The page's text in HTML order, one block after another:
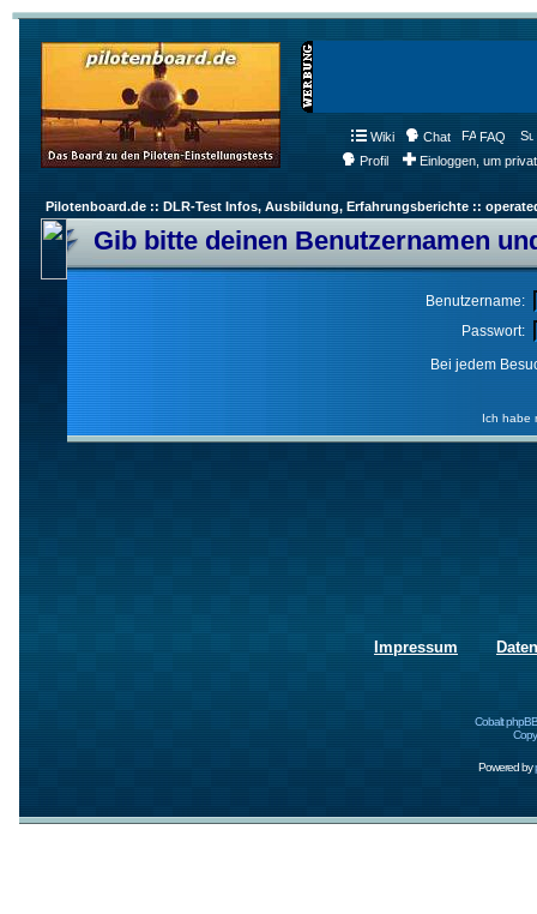
Wiki Chat FAQ
Profil
Einloggen, um
Pilotenboard.de :: DLR-Test Infos, Ausbildung, Erfahrungsberichte ::
Gib bitte deinen Benutzernamen
Benutzername:
Passwort:
Bei jedem
Ich habe
Impressum
Cobalt
Powered by